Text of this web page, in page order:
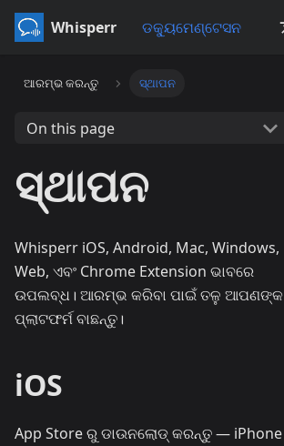
Whisperr ଡକ୍ୟୁମେଣ୍ଟେସନ
ଆରମ୍ଭ କରନ୍ତୁ ସ୍ଥାପନ
On this page
ସ୍ଥାପନ
Whisperr iOS, Android, Mac, Windows,
Web, ଏବଂ Chrome Extension ଭାବରେ
ଉପଲବ୍ଧ। ଆରମ୍ଭ କରିବା ପାଇଁ ତଳୁ ଆପଣଙ୍କ
ପ୍ଲାଟଫର୍ମ ବାଛନ୍ତୁ।
iOS
App Store ରୁ ଡାଉନଲୋଡ୍ କରନ୍ତୁ — iPhone